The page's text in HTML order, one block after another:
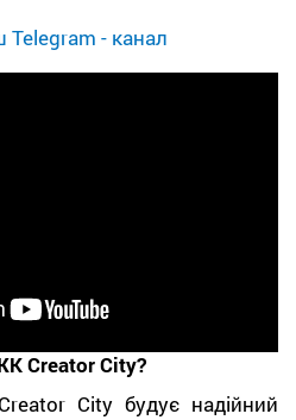
Telegram - канал
Creator City?
City будує надійний